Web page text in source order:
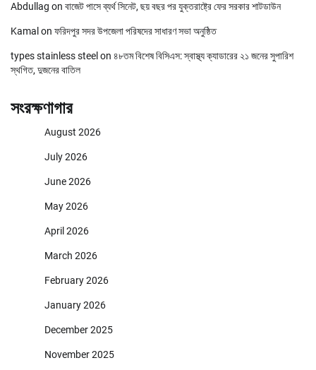
Abdullag on বাজেট পাসে ব্যর্থ সিনেট, ছয় বছর পর যুক্তরাষ্ট্রে ফের সরকার শাটডাউন
Kamal on ফরিদপুর সদর উপজেলা পরিষদের সাধারণ সভা অনুষ্ঠিত
types stainless steel on ৪৮তম বিশেষ বিসিএস: স্বাস্থ্য ক্যাডারের ২১ জনের সুপারিশ
স্থগিত, দুজনের বাতিল
সংরক্ষণাগার
August 2026
July 2026
June 2026
May 2026
April 2026
March 2026
February 2026
January 2026
December 2025
November 2025